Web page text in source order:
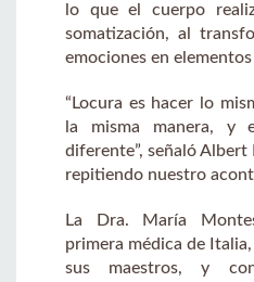
lo que el cuerpo
somatización, al
emociones en
“Locura es hacer lo
la misma manera, y
diferente”, señaló Albert
repitiendo nuestro
La Dra. María
primera médica de
sus maestros, y